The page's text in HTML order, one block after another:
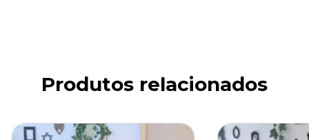
Produtos relacionados